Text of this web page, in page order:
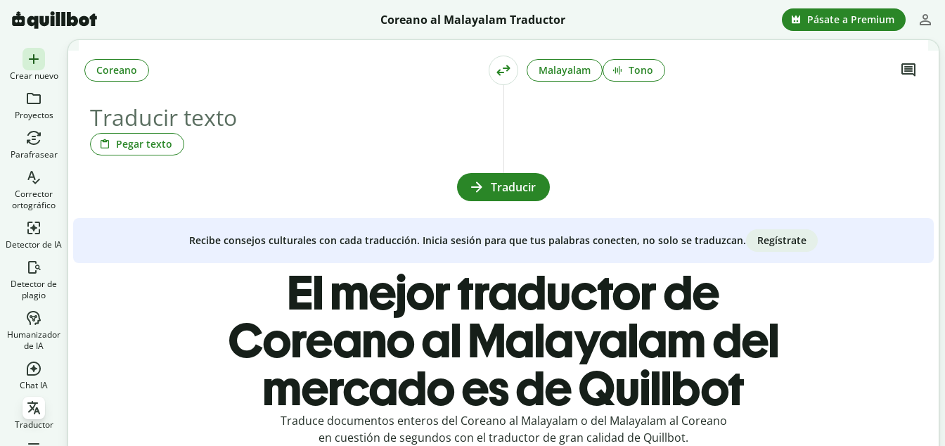
Coreano al Malayalam Traductor Pásate a Premium
Crear nuevo
Proyectos
Parafrasear
Corrector
ortográfico
Detector de IA
Detector de
plagio
Humanizador
de IA
Chat IA
Traductor
Pegar texto
Coreano Malayalam Tono
Traducir
Recibe consejos culturales con cada traducción. Inicia sesión para que tus palabras conecten, no solo se traduzcan. Regístrate
El mejor traductor de
Coreano al Malayalam del
mercado es de Quillbot
Traduce documentos enteros del Coreano al Malayalam o del Malayalam al Coreano
en cuestión de segundos con el traductor de gran calidad de Quillbot.